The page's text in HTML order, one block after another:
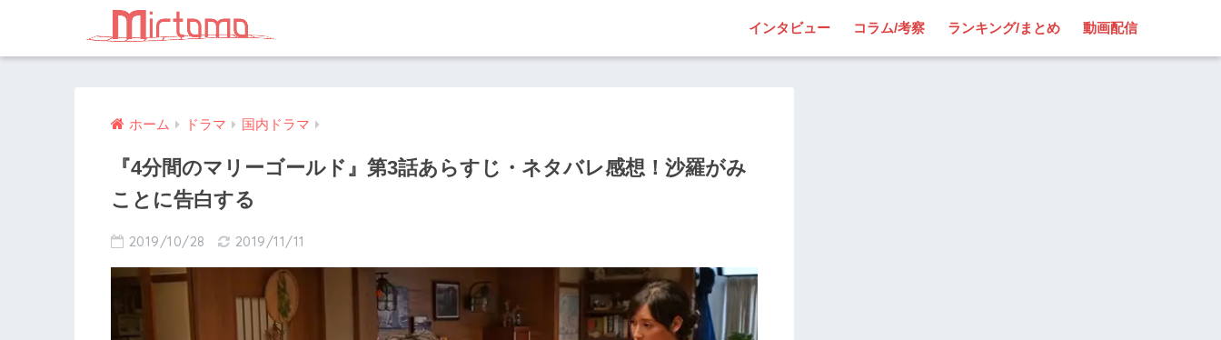
インタビュー コラム/考察 ランキング/まとめ 動画配信
ホーム ドラマ 国内ドラマ
『4分間のマリーゴールド』第3話あらすじ・ネタバレ感想！沙羅がみ
ことに告白する
2019/10/28 2019/11/11